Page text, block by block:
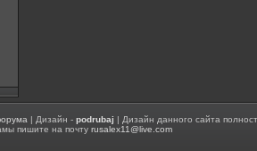
| Дизайн - podrubaj | Дизайн данного сайта
пишите на почту rusalex11@live.com